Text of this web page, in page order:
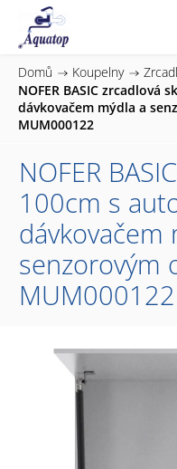
Domů / Koupelny /
NOFER BASIC zrcadlová
dávkovačem mýdla a
MUM000122
NOFER
100cm s
dávkovačem
senzorovým
MUM000122